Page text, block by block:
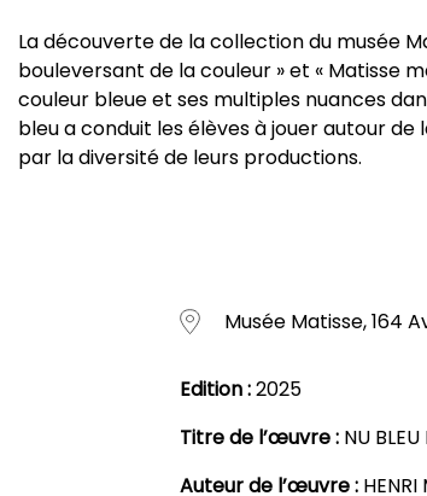
La découverte de la collection du musée
bouleversant de la couleur » et « Matisse
couleur bleue et ses multiples nuances
bleu a conduit les élèves à jouer autour
par la diversité de leurs productions.
Musée Matisse, 164
Edition :2025
Titre de l’œuvre : NU BLEU
Auteur de l’œuvre : HENRI